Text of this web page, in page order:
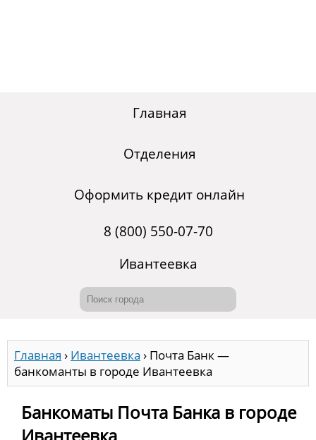
Главная
Отделения
Оформить кредит онлайн
8 (800) 550-07-70
Ивантеевка
Главная › Ивантеевка › Почта Банк —
банкоманты в городе Ивантеевка
Банкоматы Почта Банка в городе